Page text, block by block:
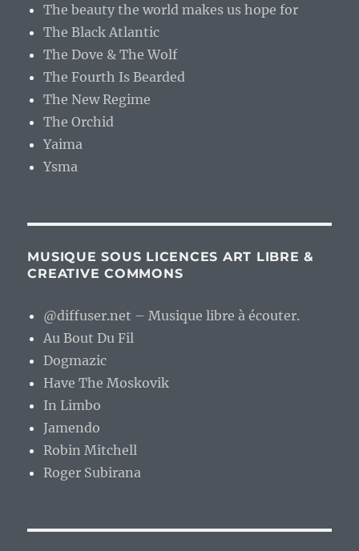
The beauty the world makes us hope for
The Black Atlantic
The Dove & The Wolf
The Fourth Is Bearded
The New Regime
The Orchid
Yaima
Ysma
MUSIQUE SOUS LICENCES ART LIBRE &
CREATIVE COMMONS
@diffuser.net – Musique libre à écouter.
Au Bout Du Fil
Dogmazic
Have The Moskovik
In Limbo
Jamendo
Robin Mitchell
Roger Subirana